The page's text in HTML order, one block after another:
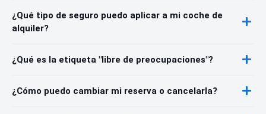
¿Qué tipo de seguro puedo aplicar a mi coche de
alquiler?
¿Qué es la etiqueta "libre de preocupaciones"?
¿Cómo puedo cambiar mi reserva o cancelarla?